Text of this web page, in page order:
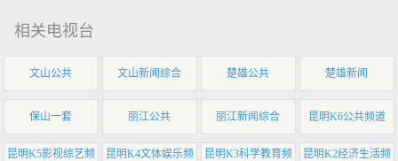
相关电视台
文山公共 文山新闻综合 楚雄公共 楚雄新闻
保山一套 丽江公共 丽江新闻综合 昆明K6公共频道
昆明K5影视综艺频
昆明K4文体娱乐频
昆明K3科学教育频
昆明K2经济生活频